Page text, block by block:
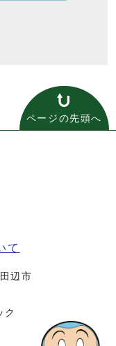
ページの先頭へ
て
辺市
ク